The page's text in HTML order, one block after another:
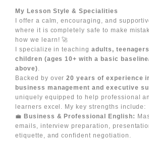
My Lesson Style & Specialities
I offer a calm, encouraging, and
where it is completely safe to make
how we learn! 🚀
I specialize in teaching adults,
children (ages 10+ with a basic
above).
Backed by over20 years of experience
business management and executive
uniquely equipped to help professional
learners excel. My key strengths include:
💼 Business & Professional English:
emails, interview preparation,
etiquette, and confident negotiation.